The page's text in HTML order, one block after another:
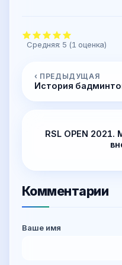
Средняя: 5 (1 оценка)
‹ ПРЕДЫДУЩАЯ
История
RSL OPEN
Комментарии
Ваше имя